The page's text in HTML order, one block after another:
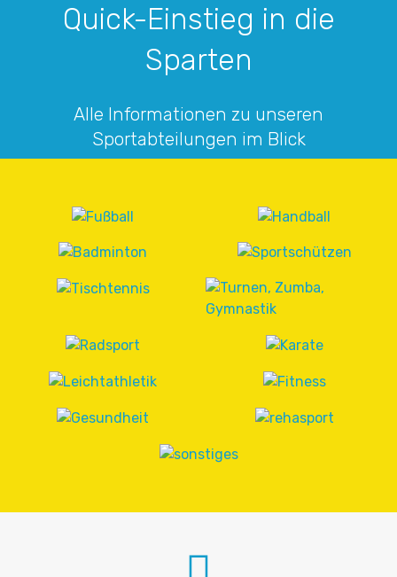
Quick-Einstieg in die
Sparten
Alle Informationen zu unseren
Sportabteilungen im Blick